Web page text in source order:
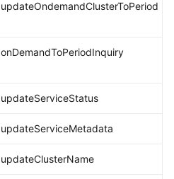
updateOndemandClusterToPeriod
onDemandToPeriodInquiry
updateServiceStatus
updateServiceMetadata
updateClusterName